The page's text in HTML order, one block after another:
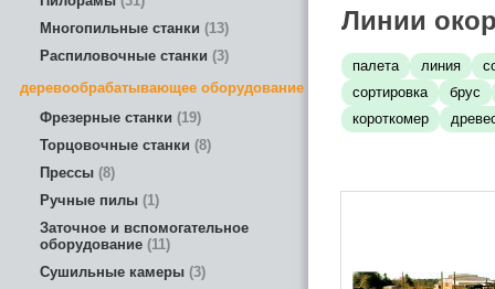
Многопильные станки
13
Распиловочные станки 3
деревообрабатывающее оборудование
Фрезерные станки
19
Торцовочные станки 8
Прессы 8
Ручные пилы 1
Заточное и вспомогательное
оборудование 11
Сушильные камеры 3
Линии
палета линия
сортировка
брус
короткомер